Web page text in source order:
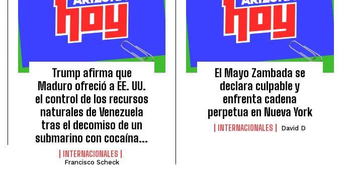
Trump afirma que
Maduro ofreció a EE. UU.
el control de los recursos
naturales de Venezuela
tras el decomiso de un
submarino con cocaína...
INTERNACIONALES
Francisco Scheck
El Mayo Zambada se
declara culpable y
enfrenta cadena
perpetua en Nueva York
INTERNACIONALES David D